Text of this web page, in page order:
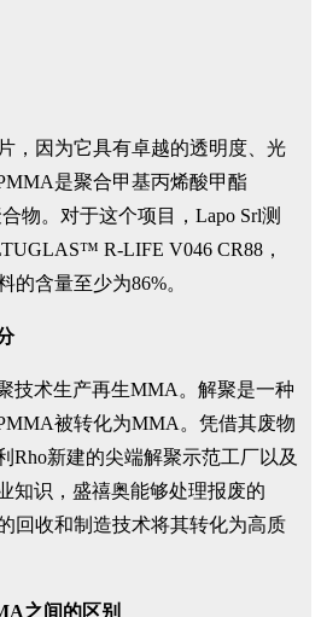
，因为它具有卓越的透明度、光
是聚合甲基丙烯酸甲酯
物。对于这个项目，Lapo Srl测
R-LIFE V046 CR88，
的含量至少为86%。
技术生产再生MMA。解聚是一种
被转化为MMA。凭借其废物
Rho新建的尖端解聚示范工厂以及
知识，盛禧奥能够处理报废的
回收和制造技术将其转化为高质
之间的区别